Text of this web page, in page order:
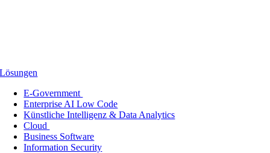
Lösungen
E-Government
Enterprise AI Low Code
Künstliche Intelligenz & Data Analytics
Cloud
Business Software
Information Security